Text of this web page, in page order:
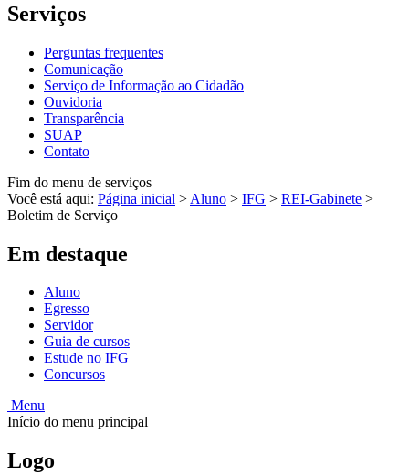
Serviços
Perguntas frequentes
Comunicação
Serviço de Informação ao Cidadão
Ouvidoria
Transparência
SUAP
Contato
Fim do menu de serviços
Você está aqui: Página inicial > Aluno > IFG > REI-Gabinete >
Boletim de Serviço
Em destaque
Aluno
Egresso
Servidor
Guia de cursos
Estude no IFG
Concursos
Menu
Início do menu principal
Logo